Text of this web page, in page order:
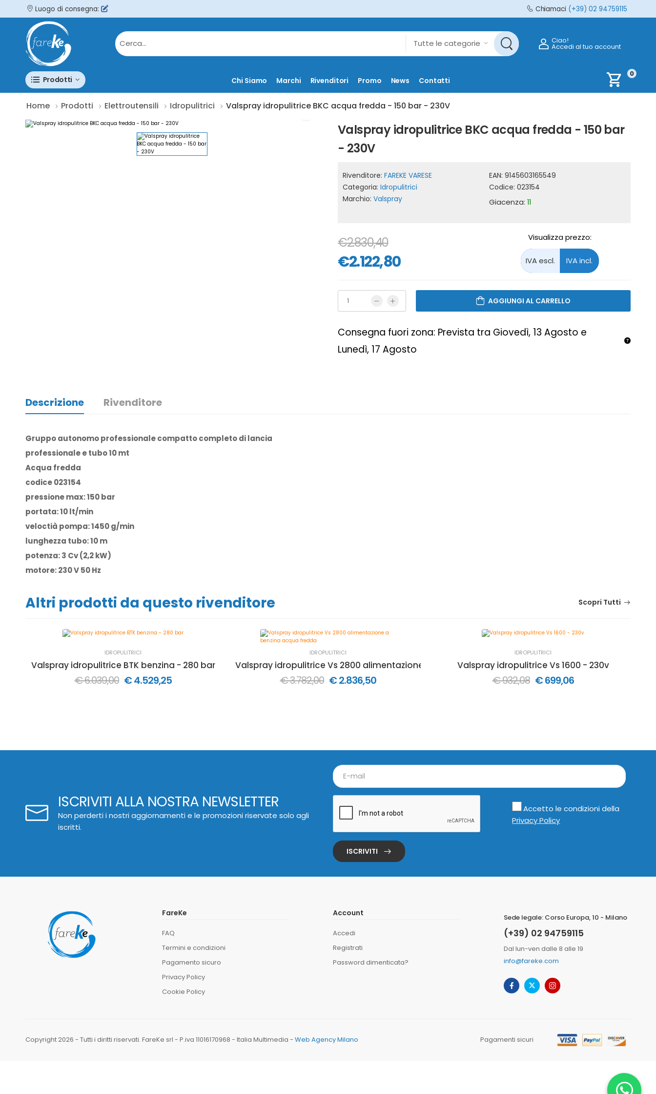
Luogo di consegna: Chiamaci (+39) 02 94759115
Ciao!
Accedi al tuo account
Prodotti Chi Siamo Marchi Rivenditori Promo News Contatti shopping_cart 0
Home Prodotti Elettroutensili Idropulitrici Valspray idropulitrice BKC acqua fredda - 150 bar - 230V
Valspray idropulitrice BKC acqua fredda - 150 bar
- 230V
Rivenditore: FAREKE VARESE
Categoria: Idropulitrici
Marchio: Valspray
EAN: 9145603165549
Codice: 023154
Giacenza: 11
€2.830,40
€2.122,80
Visualizza prezzo:
AGGIUNGI AL CARRELLO
Consegna fuori zona: Prevista tra Giovedì, 13 Agosto e
Lunedì, 17 Agosto
Descrizione Rivenditore
Gruppo autonomo professionale compatto completo di lancia
professionale e tubo 10 mt
Acqua fredda
codice 023154
pressione max: 150 bar
portata: 10 lt/min
veloctià pompa: 1450 g/min
lunghezza tubo: 10 m
potenza: 3 Cv (2,2 kW)
motore: 230 V 50 Hz
Altri prodotti da questo rivenditore Scopri Tutti
IDROPULITRICI
Valspray idropulitrice BTK benzina - 280 bar
€ 6.039,00 € 4.529,25
IDROPULITRICI
Valspray idropulitrice Vs 2800 alimentazione a benzina acqua fredda
€ 3.782,00 € 2.836,50
IDROPULITRICI
Valspray idropulitrice Vs 1600 - 230v
€ 932,08 € 699,06
ISCRIVITI ALLA NOSTRA NEWSLETTER
Non perderti i nostri aggiornamenti e le promozioni riservate solo agli
iscritti.
Accetto le condizioni della
Privacy Policy
ISCRIVITI
FareKe
FAQ
Termini e condizioni
Pagamento sicuro
Privacy Policy
Cookie Policy
Account
Accedi
Registrati
Password dimenticata?
Sede legale: Corso Europa, 10 - Milano
(+39) 02 94759115
Dal lun-ven dalle 8 alle 19
info@fareke.com
Copyright 2026 - Tutti i diritti riservati. FareKe srl - P.iva 11016170968 - Italia Multimedia - Web Agency Milano Pagamenti sicuri